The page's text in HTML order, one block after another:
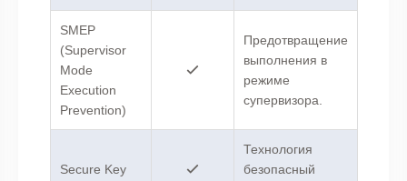
SMEP
(Supervisor
Mode
Execution
Prevention)
Предотвращение
выполнения в
режиме
супервизора.
Secure Key
Технология
безопасный